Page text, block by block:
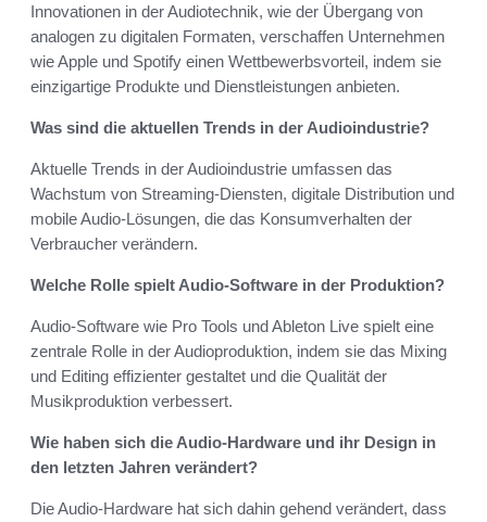
Innovationen in der Audiotechnik, wie der Übergang von
analogen zu digitalen Formaten, verschaffen Unternehmen
wie Apple und Spotify einen Wettbewerbsvorteil, indem sie
einzigartige Produkte und Dienstleistungen anbieten.
Was sind die aktuellen Trends in der Audioindustrie?
Aktuelle Trends in der Audioindustrie umfassen das
Wachstum von Streaming-Diensten, digitale Distribution und
mobile Audio-Lösungen, die das Konsumverhalten der
Verbraucher verändern.
Welche Rolle spielt Audio-Software in der Produktion?
Audio-Software wie Pro Tools und Ableton Live spielt eine
zentrale Rolle in der Audioproduktion, indem sie das Mixing
und Editing effizienter gestaltet und die Qualität der
Musikproduktion verbessert.
Wie haben sich die Audio-Hardware und ihr Design in
den letzten Jahren verändert?
Die Audio-Hardware hat sich dahin gehend verändert, dass